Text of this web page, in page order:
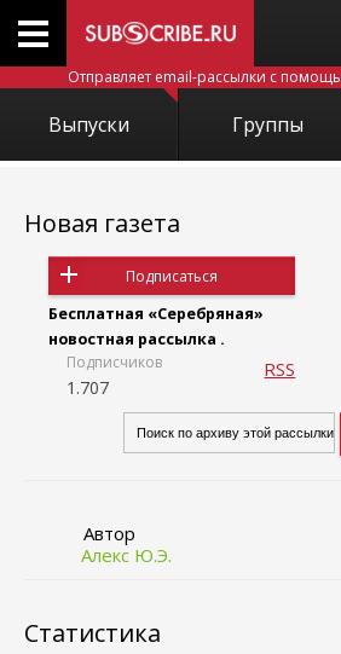
Отправляет email-рассылки с
Выпуски Группы
Новая газета
Подписаться
Бесплатная «Серебряная»
новостная рассылка .
Подписчиков
1.707
RSS
Автор
Алекс Ю.Э.
Статистика